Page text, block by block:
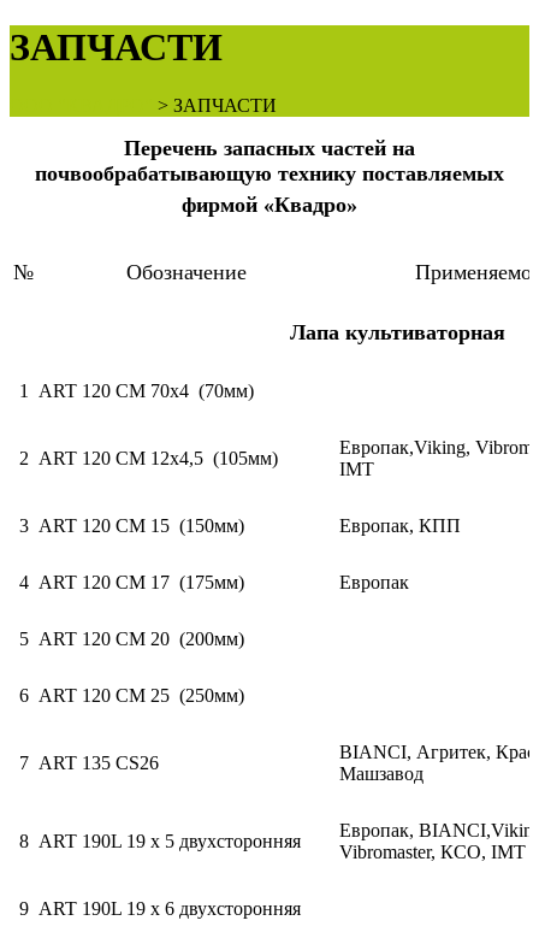
ЗАПЧАСТИ
> ЗАПЧАСТИ
Перечень запасных частей на
почвообрабатывающую технику поставляемых
фирмой «Квадро»
№ Обозначение
Лапа культиваторная
1 ART 120 CM 70х4 (70мм)
2 ART 120 CM 12х4,5 (105мм)
Европак,Viking,
IMT
3 ART 120 CM 15 (150мм) Европак, КПП
4 ART 120 CM 17 (175мм) Европак
5 ART 120 CM 20 (200мм)
6 ART 120 CM 25 (250мм)
7 ART 135 CS26
BIANCI, Агритек,
Машзавод
8 ART 190L 19 x 5 двухсторонняя
Европак,
Vibromaster, КСО, IMT
9 ART 190L 19 x 6 двухсторонняя